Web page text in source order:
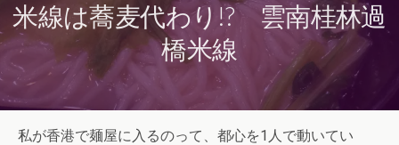
米線は蕎麦代わり!? 雲南桂林過
橋米線
私が香港で麺屋に入るのって、都心を1人で動いてい